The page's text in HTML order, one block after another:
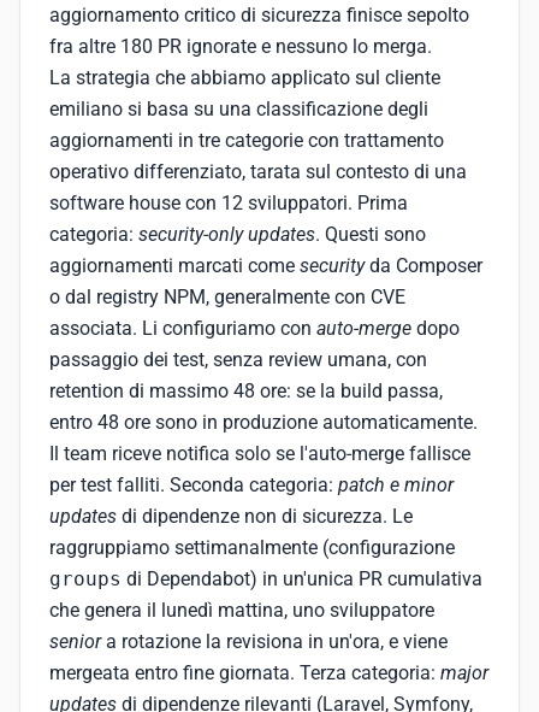
aggiornamento critico di sicurezza finisce sepolto
fra altre 180 PR ignorate e nessuno lo merga.
La strategia che abbiamo applicato sul cliente
emiliano si basa su una classificazione degli
aggiornamenti in tre categorie con trattamento
operativo differenziato, tarata sul contesto di una
software house con 12 sviluppatori. Prima
categoria: security-only updates. Questi sono
aggiornamenti marcati come securityda Composer
o dal registry NPM, generalmente con CVE
associata. Li configuriamo con auto-merge dopo
passaggio dei test, senza review umana, con
retention di massimo 48 ore: se la build passa,
entro 48 ore sono in produzione automaticamente.
Il team riceve notifica solo se l'auto-merge fallisce
per test falliti. Seconda categoria: patch e minor
updates di dipendenze non di sicurezza. Le
raggruppiamo settimanalmente (configurazione
groups di Dependabot) in un'unica PR cumulativa
che genera il lunedì mattina, uno sviluppatore
seniora rotazione la revisiona in un'ora, e viene
mergeata entro fine giornata. Terza categoria: major
updates di dipendenze rilevanti (Laravel, Symfony,